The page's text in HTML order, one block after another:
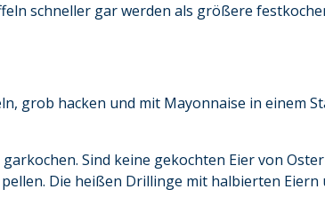
schneller gar werden als größere
grob hacken und mit Mayonnaise in einem
Sind keine gekochten Eier von
Die heißen Drillinge mit halbierten Eiern